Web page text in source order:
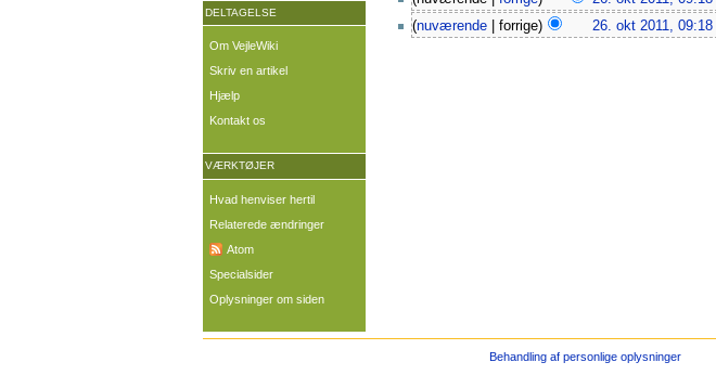
(nuværende | forrige) 26. okt 2011, 09:18
DELTAGELSE
Om VejleWiki
Skriv en artikel
Hjælp
Kontakt os
VÆRKTØJER
Hvad henviser hertil
Relaterede ændringer
Atom
Specialsider
Oplysninger om siden
Behandling af personlige oplysninger